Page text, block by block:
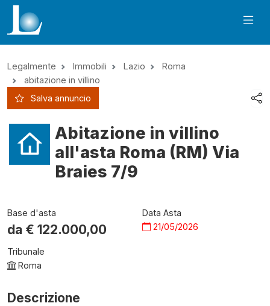
Legalmente Immobili Lazio
Roma
abitazione in villino
Salva annuncio
Abitazione in villino
all'asta Roma (RM) Via
Braies 7/9
Base d'asta
da € 122.000,00
Data Asta
21/05/2026
Tribunale
Roma
Descrizione